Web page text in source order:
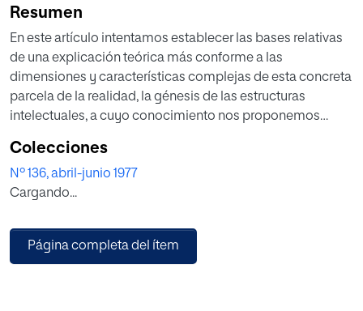
Resumen
En este artículo intentamos establecer las bases relativas
de una explicación teórica más conforme a las
dimensiones y características complejas de esta concreta
parcela de la realidad, la génesis de las estructuras
intelectuales, a cuyo conocimiento nos proponemos
acercamiento cognoscitivo a la realidad no es un proceso
riguroso y mecánico, ni mucho menos neutral o aséptico,
máxime cuando la parcela que queremos explicar
psiquismo humano. Este acercamiento analítico a la
génesis de las estructuras intelectuales se encuentra
Colecciones
Nº 136, abril-junio 1977
Cargando...
Página completa del ítem